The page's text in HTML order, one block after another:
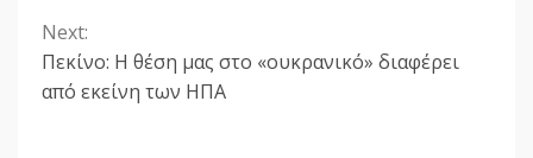
Next:
Πεκίνο: Η θέση μας στο «ουκρανικό» διαφέρει
από εκείνη των ΗΠΑ